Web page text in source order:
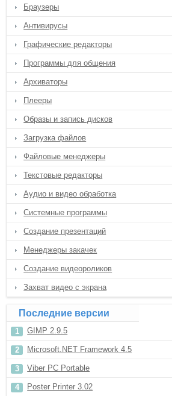
Браузеры
Антивирусы
Графические редакторы
Программы для общения
Архиваторы
Плееры
Образы и запись дисков
Загрузка файлов
Файловые менеджеры
Текстовые редакторы
Аудио и видео обработка
Системные программы
Создание презентаций
Менеджеры закачек
Создание видеороликов
Захват видео с экрана
Последние версии
GIMP 2.9.5
Microsoft.NET Framework 4.5
Viber PC Portable
Poster Printer 3.02